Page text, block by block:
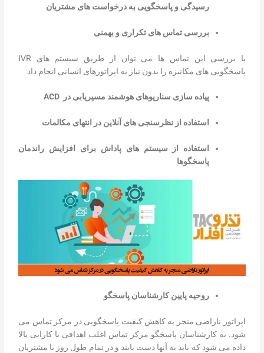
رسیدگی و پاسخگویی به درخواست های مشتریان
بررسی تماس های تکراری و بهمنی
با بررسی این تماس ها می توان از طریق سیستم های IVR
پاسخگویی های مکانیزه را بدون نیاز به اپراتورهای انسانی انجام داد
پیاده سازی سناریوهای هوشمند مسیریابی در ACD
استفاده از نظرسنجی های آنلاین در انتهای مکالمات
استفاده از سیستم های پاداش برای افزایش راندمان
پاسخگوها
روحیه پایین کارشناسان پاسخگو
اپراتور ناراضی منجر به کاهش کیفیت پاسخگویی در مرکز تماس می
شود. به کارشناسان پاسخگو مرکز تماس اغلب اهدافی با کارایی بالا
داده می شود که باید به آنها دست یابند و در تمام طول روز با مشتریان